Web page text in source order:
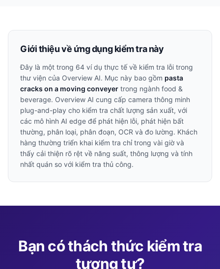
Giới thiệu về ứng dụng kiểm tra này
Đây là một trong 64 ví dụ thực tế về kiểm tra lỗi trong
thư viện của Overview AI. Mục này bao gồm pasta
cracks on a moving conveyer trong ngành food &
beverage. Overview AI cung cấp camera thông minh
plug-and-play cho kiểm tra chất lượng sản xuất, với
các mô hình AI edge để phát hiện lỗi, phát hiện bất
thường, phân loại, phân đoạn, OCR và đo lường. Khách
hàng thường triển khai kiểm tra chỉ trong vài giờ và
thấy cải thiện rõ rệt về năng suất, thông lượng và tính
nhất quán so với kiểm tra thủ công.
Bạn có thách thức kiểm tra
tương tự?